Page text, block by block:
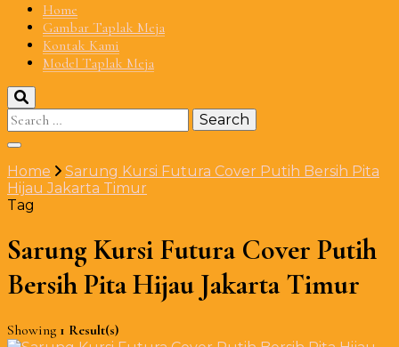
Home
Gambar Taplak Meja
Kontak Kami
Model Taplak Meja
Search
for:
Home
Sarung Kursi Futura Cover Putih Bersih Pita
Hijau Jakarta Timur
Tag
Sarung Kursi Futura Cover Putih
Bersih Pita Hijau Jakarta Timur
Showing 1 Result(s)